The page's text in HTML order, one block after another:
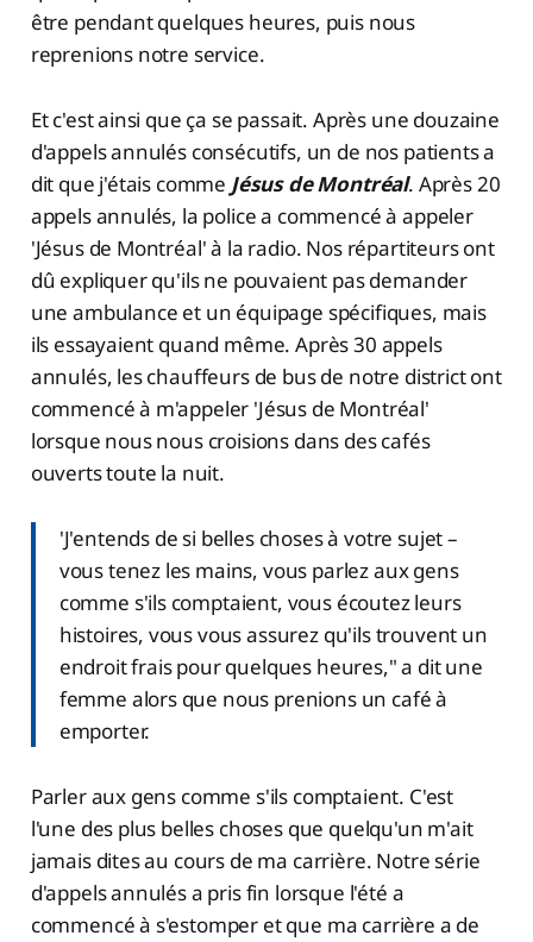
être pendant quelques heures, puis nous
reprenions notre service.
Et c'est ainsi que ça se passait. Après une douzaine
d'appels annulés consécutifs, un de nos patients a
dit que j'étais comme Jésus de Montréal. Après 20
appels annulés, la police a commencé à appeler
'Jésus de Montréal' à la radio. Nos répartiteurs ont
dû expliquer qu'ils ne pouvaient pas demander
une ambulance et un équipage spécifiques, mais
ils essayaient quand même. Après 30 appels
annulés, les chauffeurs de bus de notre district ont
commencé à m'appeler 'Jésus de Montréal'
lorsque nous nous croisions dans des cafés
ouverts toute la nuit.
'J'entends de si belles choses à votre sujet –
vous tenez les mains, vous parlez aux gens
comme s'ils comptaient, vous écoutez leurs
histoires, vous vous assurez qu'ils trouvent un
endroit frais pour quelques heures," a dit une
femme alors que nous prenions un café à
emporter.
Parler aux gens comme s'ils comptaient. C'est
l'une des plus belles choses que quelqu'un m'ait
jamais dites au cours de ma carrière. Notre série
d'appels annulés a pris fin lorsque l'été a
commencé à s'estomper et que ma carrière a de